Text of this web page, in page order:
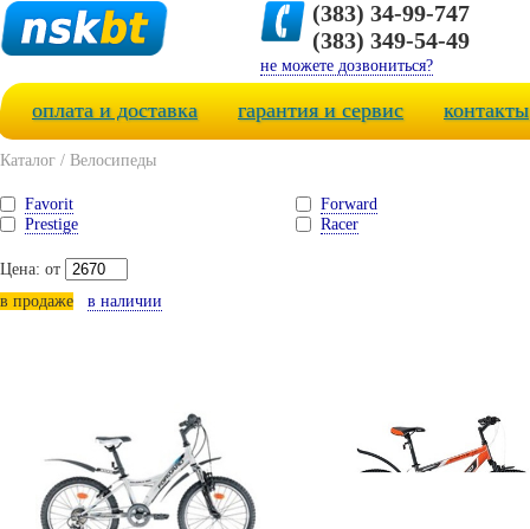
(383) 34-99-747
(383) 349-54-49
не можете дозвониться?
оплата и доставка гарантия и сервис контакты
Каталог / Велосипеды
Favorit
Forward
Prestige
Racer
Цена: от
в продаже
в наличии